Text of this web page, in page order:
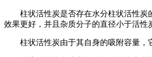
柱状活性炭是否存在水分柱状活性炭的
效果更好，并且杂质分子的直径小于活性
柱状活性炭由于其自身的吸附容量，